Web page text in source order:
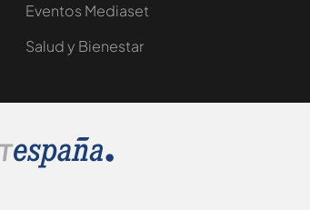
Eventos Mediaset
Salud y Bienestar